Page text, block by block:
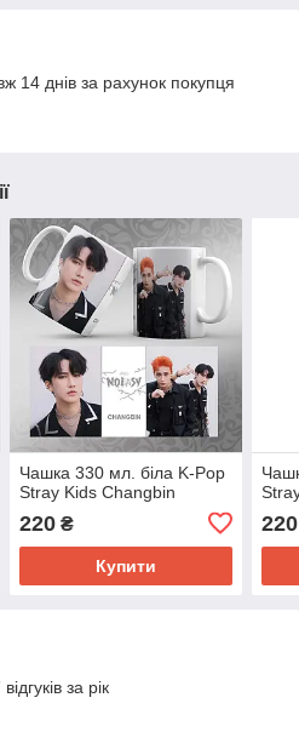
14 днів за рахунок покупця
Чашка 330 мл. біла K-Pop
Stray Kids Changbin
220₴
Купити
220
за рік